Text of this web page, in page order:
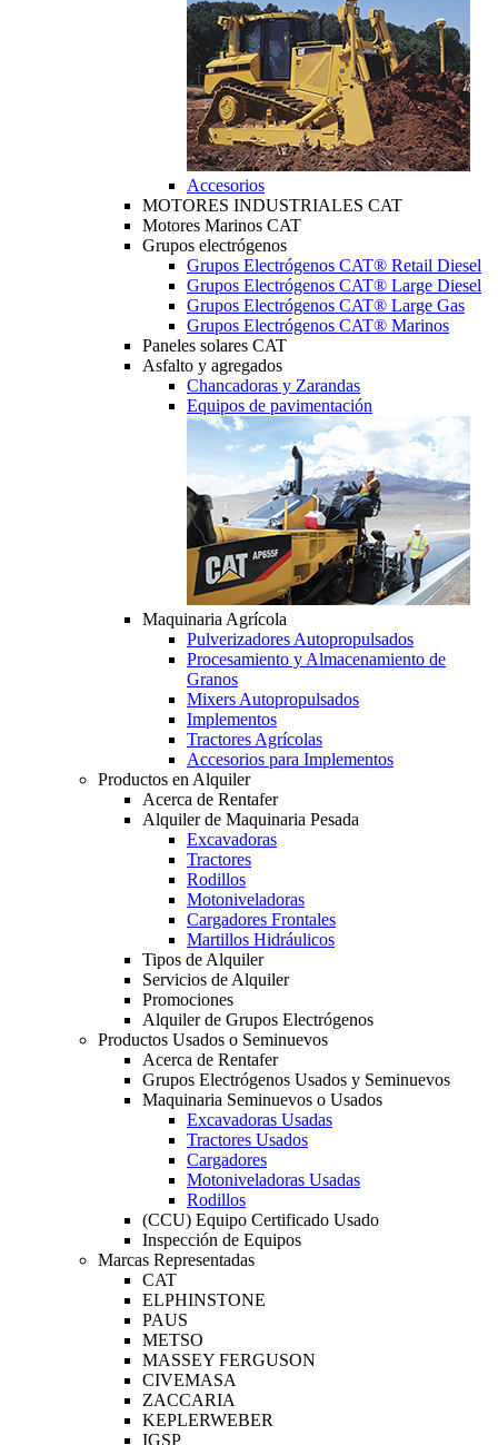
Accesorios
MOTORES INDUSTRIALES CAT
Motores Marinos CAT
Grupos electrógenos
Grupos Electrógenos CAT® Retail Diesel
Grupos Electrógenos CAT® Large Diesel
Grupos Electrógenos CAT® Large Gas
Grupos Electrógenos CAT® Marinos
Paneles solares CAT
Asfalto y agregados
Chancadoras y Zarandas
Equipos de pavimentación
Maquinaria Agrícola
Pulverizadores Autopropulsados
Procesamiento y Almacenamiento de
Granos
Mixers Autopropulsados
Implementos
Tractores Agrícolas
Accesorios para Implementos
Productos en Alquiler
Acerca de Rentafer
Alquiler de Maquinaria Pesada
Excavadoras
Tractores
Rodillos
Motoniveladoras
Cargadores Frontales
Martillos Hidráulicos
Tipos de Alquiler
Servicios de Alquiler
Promociones
Alquiler de Grupos Electrógenos
Productos Usados o Seminuevos
Acerca de Rentafer
Grupos Electrógenos Usados y Seminuevos
Maquinaria Seminuevos o Usados
Excavadoras Usadas
Tractores Usados
Cargadores
Motoniveladoras Usadas
Rodillos
(CCU) Equipo Certificado Usado
Inspección de Equipos
Marcas Representadas
CAT
ELPHINSTONE
PAUS
METSO
MASSEY FERGUSON
CIVEMASA
ZACCARIA
KEPLERWEBER
IGSP